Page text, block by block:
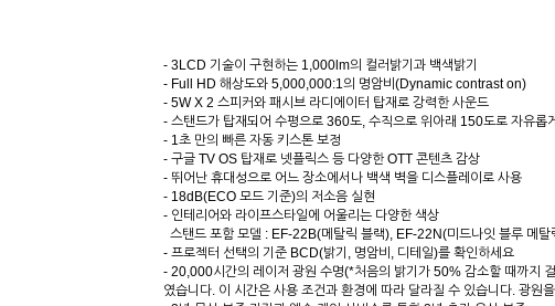
- 3LCD 기술이 구현하는 1,000lm의 컬러밝기과 백색밝기
- Full HD 해상도와 5,000,000:1의 명암비(Dynamic contrast on)
- 5W X 2 스피커와 패시브 라디에이터 탑재로 강력한 사운드
- 스탠드가 탑재되어 수평으로 360도, 수직으로 위아래 150도로 자유롭
- 1초 만의 빠른 자동 키스톤 보정
- 구글 TV OS 탑재로 넷플릭스 등 다양한 OTT 콘텐츠 감상
- 뛰어난 휴대성으로 어느 장소에서나 백색 벽을 디스플레이로 사용
- 18dB(ECO 모드 기준)의 저소음 실현
- 인테리어와 라이프스타일에 어울리는 다양한 색상
스탠드 포함 모델 : EF-22B(메탈릭 블랙), EF-22N(미드나잇 블루 메탈
- 프로젝터 선택의 기준 BCD(밝기, 명암비, 디테일)를 확인하세요
- 20,000시간의 레이저 광원 수명(*처음의 밝기가 50% 감소할 때까지
였습니다. 이 시간은 사용 조건과 환경에 따라 달라질 수 있습니다. 광원